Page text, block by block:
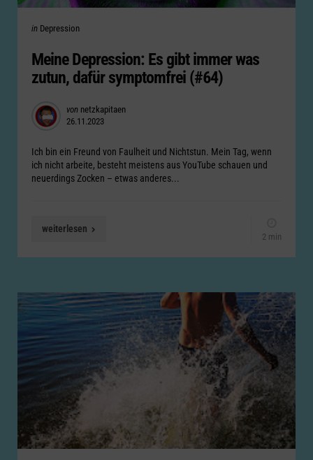
Categories
Posted
in Depression
Meine Depression: Es gibt immer was
zutun, dafür symptomfrei (#64)
Posted
by
von netzkapitaen
26.11.2023
Ich bin ein Freund von Faulheit und Nichtstun. Mein Tag, wenn
ich nicht arbeite, besteht meistens aus YouTube schauen und
neuerdings Zocken – etwas anderes...
weiterlesen
2 min